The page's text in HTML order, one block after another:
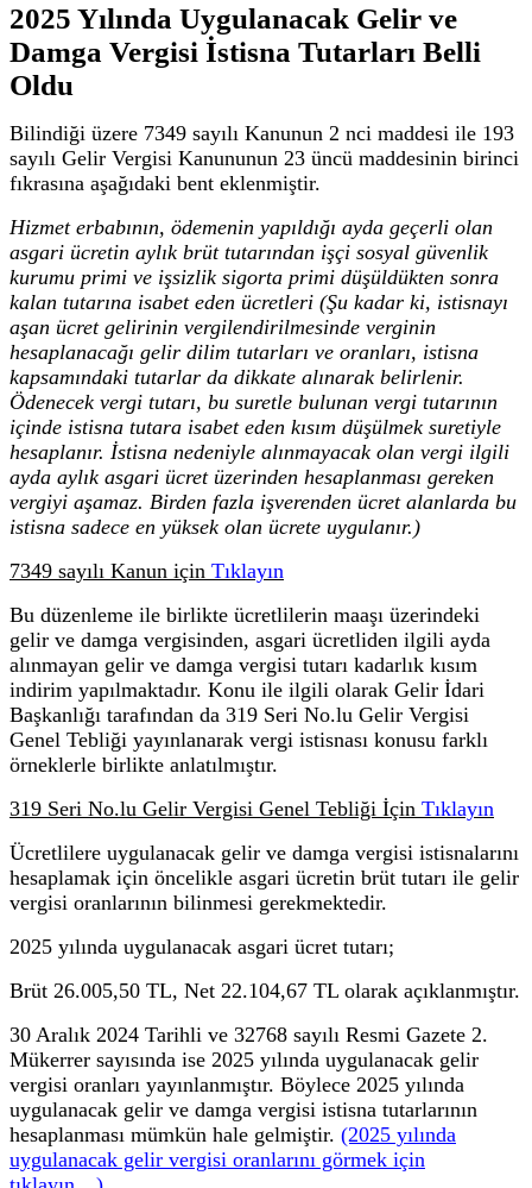
2025 Yılında Uygulanacak Gelir ve
Damga Vergisi İstisna Tutarları Belli
Oldu
Bilindiği üzere 7349 sayılı Kanunun 2 nci maddesi ile 193
sayılı Gelir Vergisi Kanununun 23 üncü maddesinin birinci
fıkrasına aşağıdaki bent eklenmiştir.
Hizmet erbabının, ödemenin yapıldığı ayda geçerli olan
asgari ücretin aylık brüt tutarından işçi sosyal güvenlik
kurumu primi ve işsizlik sigorta primi düşüldükten sonra
kalan tutarına isabet eden ücretleri (Şu kadar ki, istisnayı
aşan ücret gelirinin vergilendirilmesinde verginin
hesaplanacağı gelir dilim tutarları ve oranları, istisna
kapsamındaki tutarlar da dikkate alınarak belirlenir.
Ödenecek vergi tutarı, bu suretle bulunan vergi tutarının
içinde istisna tutara isabet eden kısım düşülmek suretiyle
hesaplanır. İstisna nedeniyle alınmayacak olan vergi ilgili
ayda aylık asgari ücret üzerinden hesaplanması gereken
vergiyi aşamaz. Birden fazla işverenden ücret alanlarda bu
istisna sadece en yüksek olan ücrete uygulanır.)
7349 sayılı Kanun için Tıklayın
Bu düzenleme ile birlikte ücretlilerin maaşı üzerindeki
gelir ve damga vergisinden, asgari ücretliden ilgili ayda
alınmayan gelir ve damga vergisi tutarı kadarlık kısım
indirim yapılmaktadır. Konu ile ilgili olarak Gelir İdari
Başkanlığı tarafından da 319 Seri No.lu Gelir Vergisi
Genel Tebliği yayınlanarak vergi istisnası konusu farklı
örneklerle birlikte anlatılmıştır.
319 Seri No.lu Gelir Vergisi Genel Tebliği İçin Tıklayın
Ücretlilere uygulanacak gelir ve damga vergisi istisnalarını
hesaplamak için öncelikle asgari ücretin brüt tutarı ile gelir
vergisi oranlarının bilinmesi gerekmektedir.
2025 yılında uygulanacak asgari ücret tutarı;
Brüt 26.005,50 TL, Net 22.104,67 TL olarak açıklanmıştır.
30 Aralık 2024 Tarihli ve 32768 sayılı Resmi Gazete 2.
Mükerrer sayısında ise 2025 yılında uygulanacak gelir
vergisi oranları yayınlanmıştır. Böylece 2025 yılında
uygulanacak gelir ve damga vergisi istisna tutarlarının
hesaplanması mümkün hale gelmiştir. (2025 yılında
uygulanacak gelir vergisi oranlarını görmek için